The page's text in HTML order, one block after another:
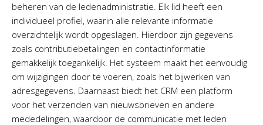
beheren van de ledenadministratie. Elk lid heeft een
individueel profiel, waarin alle relevante informatie
overzichtelijk wordt opgeslagen. Hierdoor zijn gegevens
zoals contributiebetalingen en contactinformatie
gemakkelijk toegankelijk. Het systeem maakt het eenvoudig
om wijzigingen door te voeren, zoals het bijwerken van
adresgegevens. Daarnaast biedt het CRM een platform
voor het verzenden van nieuwsbrieven en andere
mededelingen, waardoor de communicatie met leden